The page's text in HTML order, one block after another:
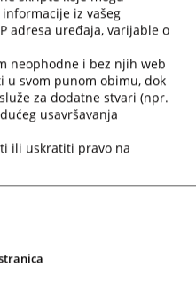
iz vašeg
adresa uređaja, varijable o
neophodne i bez njih web
u svom punom obimu, dok
za dodatne stvari (npr.
usavršavanja
ili uskratiti pravo na